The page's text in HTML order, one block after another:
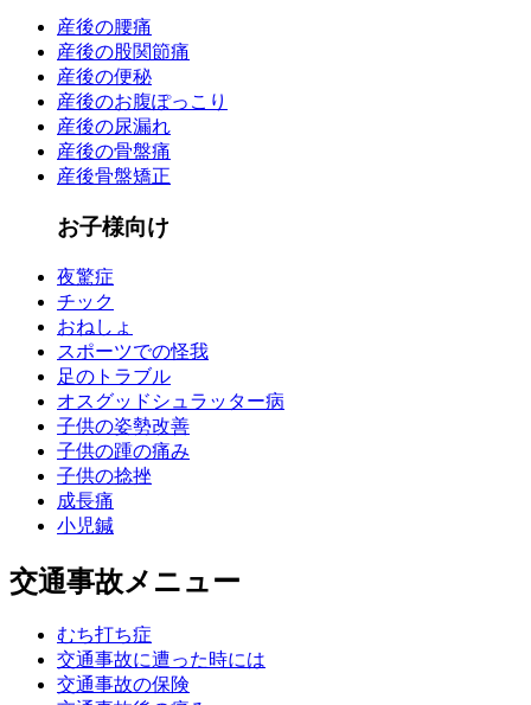
産後の腰痛
産後の股関節痛
産後の便秘
産後のお腹ぽっこり
産後の尿漏れ
産後の骨盤痛
産後骨盤矯正
お子様向け
夜驚症
チック
おねしょ
スポーツでの怪我
足のトラブル
オスグッドシュラッター病
子供の姿勢改善
子供の踵の痛み
子供の捻挫
成長痛
小児鍼
交通事故メニュー
むち打ち症
交通事故に遭った時には
交通事故の保険